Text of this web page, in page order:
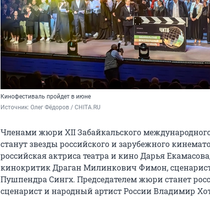
Кинофестиваль пройдет в июне
Источник: Олег Фёдоров / CHITA.RU
Членами жюри XII Забайкальского
станут звезды российского и зарубежного
российская актриса театра и кино Дарья
кинокритик Драган Милинкович Фимон,
Пушпендра Сингх. Председателем жюри станет
сценарист и народный артист России Владимир